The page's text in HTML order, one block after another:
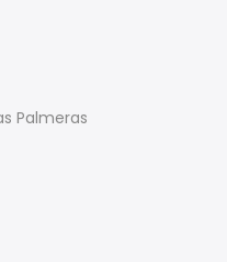
Palmeras